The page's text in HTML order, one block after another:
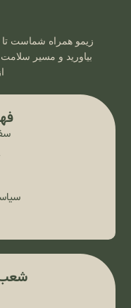
زیمو همراه شماست تا
بیاورید و مسیر سلامت